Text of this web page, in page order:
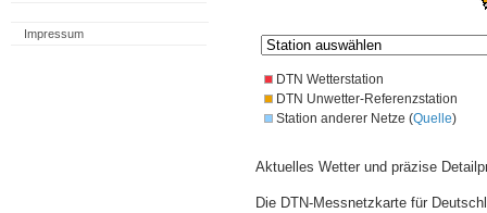
Impressum
DTN Wetterstation
DTN Unwetter-Referenzstation
Station anderer Netze (Quelle)
Aktuelles Wetter und präzise
Die DTN-Messnetzkarte für